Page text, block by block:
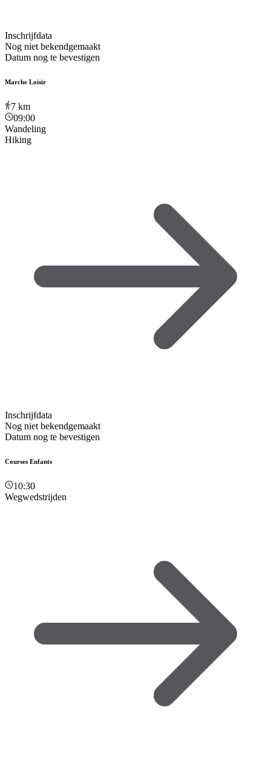
Inschrijfdata
Nog niet bekendgemaakt
Datum nog te bevestigen
Marche Loisir
7 km
09:00
Wandeling
Hiking
Inschrijfdata
Nog niet bekendgemaakt
Datum nog te bevestigen
Courses Enfants
10:30
Wegwedstrijden